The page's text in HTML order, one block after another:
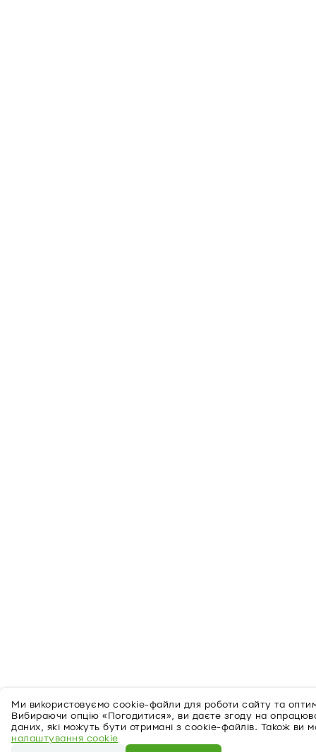
Ми використовуємо cookie-файли для роботи сайту та
Вибираючи опцію «Погодитися», ви даєте згоду на
даних, які можуть бути отримані з cookie-файлів. Також ви
налаштування cookie